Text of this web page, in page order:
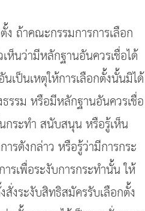
ถ้าคณะกรรมการการเลือก
ห็นว่ามีหลักฐานอันควรเชื่อได้
เป็นเหตุให้การเลือกตั้งนั้นมิได้
รรม หรือมีหลักฐานอันควรเชื่อ
กระทำ สนับสนุน หรือรู้เห็น
รดังกล่าว หรือรู้ว่ามีการกระ
รเพื่อระงับการกระทำนั้น ให้
งระงับสิทธิสมัครรับเลือกตั้ง